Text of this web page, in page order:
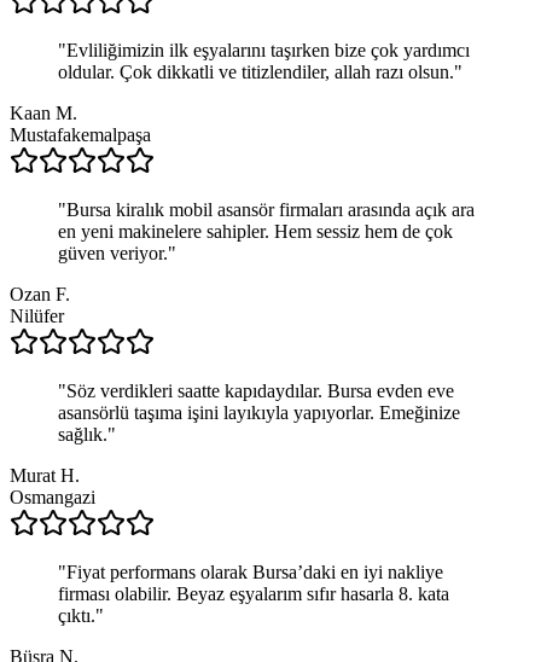
"Evliliğimizin ilk eşyalarını taşırken bize çok yardımcı
oldular. Çok dikkatli ve titizlendiler, allah razı olsun."
Kaan M.
Mustafakemalpaşa
"Bursa kiralık mobil asansör firmaları arasında açık ara
en yeni makinelere sahipler. Hem sessiz hem de çok
güven veriyor."
Ozan F.
Nilüfer
"Söz verdikleri saatte kapıdaydılar. Bursa evden eve
asansörlü taşıma işini layıkıyla yapıyorlar. Emeğinize
sağlık."
Murat H.
Osmangazi
"Fiyat performans olarak Bursa’daki en iyi nakliye
firması olabilir. Beyaz eşyalarım sıfır hasarla 8. kata
çıktı."
Büşra N.